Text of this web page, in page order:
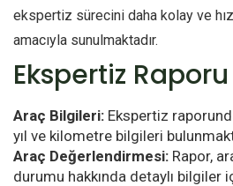
ekspertiz sürecini daha kolay ve
amacıyla sunulmaktadır.
Ekspertiz
Araç Bilgileri: Ekspertiz
yıl ve kilometre bilgileri
Araç Değerlendirmesi: Rapor,
durumu hakkında detaylı bilgiler